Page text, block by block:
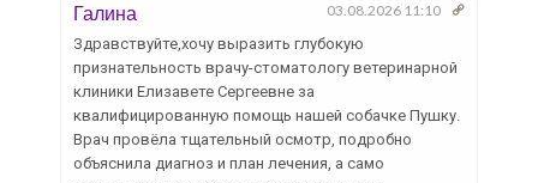
Галина
03.08.2026 11:10
Здравствуйте,хочу выразить глубокую
признательность врачу-стоматологу ветеринарной
клиники Елизавете Сергеевне за
квалифицированную помощь нашей собачке Пушку.
Врач провёла тщательный осмотр, подробно
объяснила диагноз и план лечения, а само